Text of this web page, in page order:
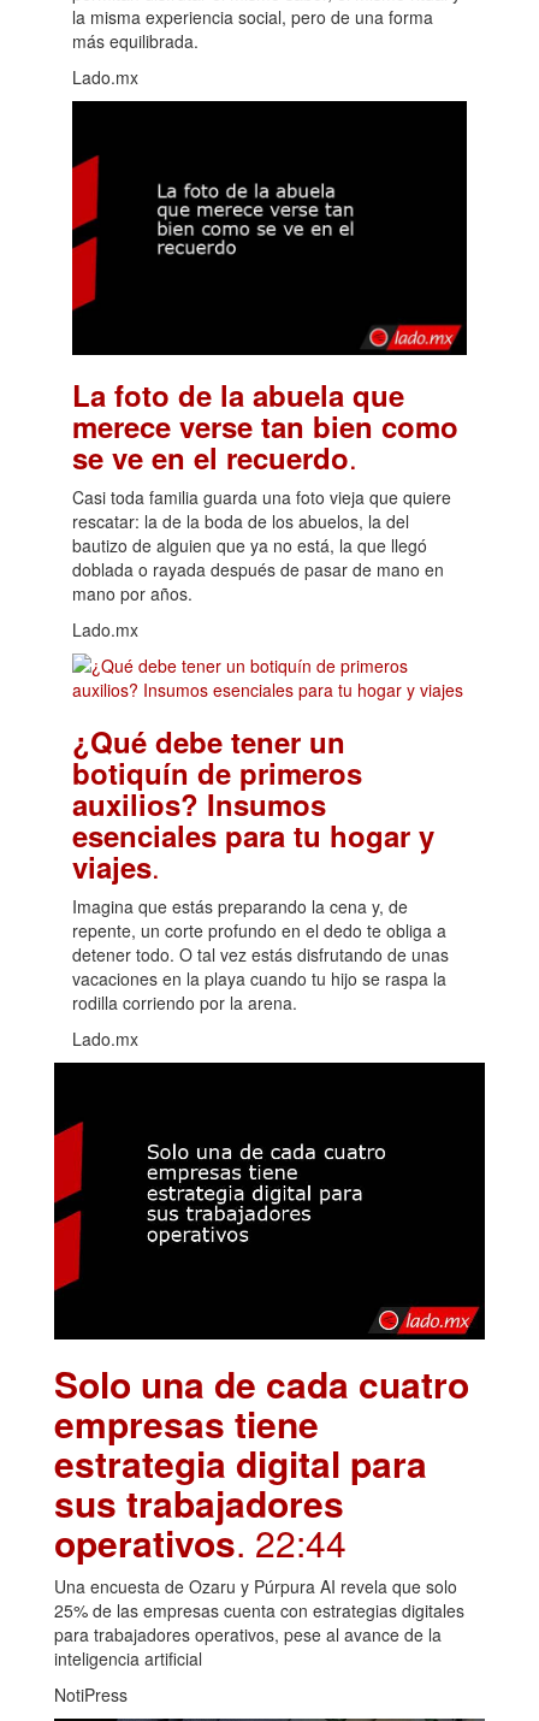
la misma experiencia social, pero de una forma
más equilibrada.
Lado.mx
La foto de la abuela que
merece verse tan bien como
se ve en el recuerdo.
Casi toda familia guarda una foto vieja que quiere
rescatar: la de la boda de los abuelos, la del
bautizo de alguien que ya no está, la que llegó
doblada o rayada después de pasar de mano en
mano por años.
Lado.mx
¿Qué debe tener un
botiquín de primeros
auxilios? Insumos
esenciales para tu hogar y
viajes.
Imagina que estás preparando la cena y, de
repente, un corte profundo en el dedo te obliga a
detener todo. O tal vez estás disfrutando de unas
vacaciones en la playa cuando tu hijo se raspa la
rodilla corriendo por la arena.
Lado.mx
Solo una de cada cuatro
empresas tiene
estrategia digital para
sus trabajadores
operativos. 22:44
Una encuesta de Ozaru y Púrpura AI revela que solo
25% de las empresas cuenta con estrategias digitales
para trabajadores operativos, pese al avance de la
inteligencia artificial
NotiPress